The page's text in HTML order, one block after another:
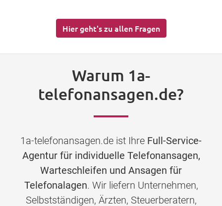
Hier geht's zu allen Fragen
Warum 1a-
telefonansagen.de?
1a-telefonansagen.de ist Ihre Full-Service-
Agentur für individuelle Telefonansagen,
Warteschleifen und Ansagen für
Telefonalagen. Wir liefern Unternehmen,
Selbstständigen, Ärzten, Steuerberatern,